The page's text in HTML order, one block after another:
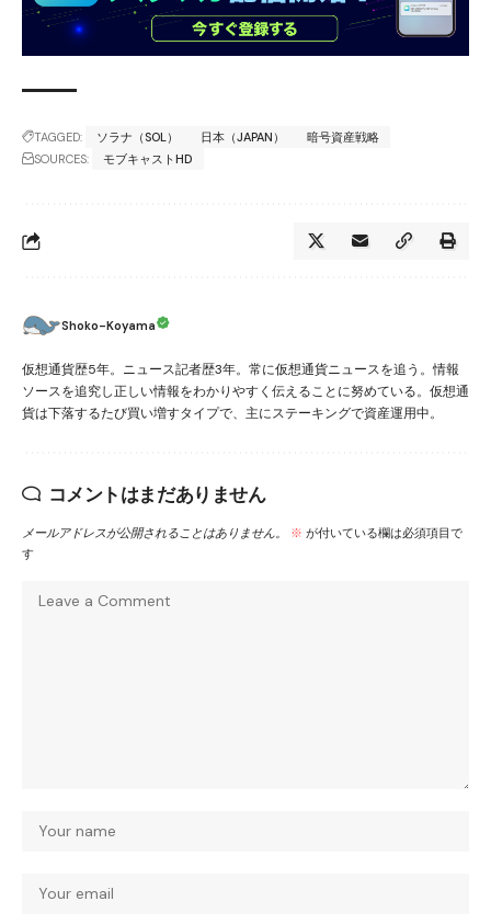
TAGGED: ソラナ（SOL） 日本（JAPAN）
暗号資産戦略
SOURCES:
モブキャストHD
Shoko-Koyama
仮想通貨歴5年。ニュース記者歴3年。常に仮想通貨ニュースを追う。情報
ソースを追究し正しい情報をわかりやすく伝えることに努めている。仮想通
貨は下落するたび買い増すタイプで、主にステーキングで資産運用中。
コメントはまだありません
メールアドレスが公開されることはありません。 ※ が付いている欄は必須項目で
す